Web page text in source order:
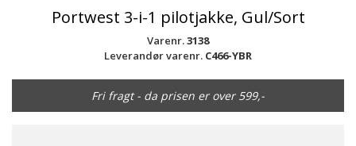
Portwest 3-i-1 pilotjakke, Gul/Sort
Varenr.3138
Leverandør varenr. C466-YBR
Fri fragt - da prisen er over 599,-